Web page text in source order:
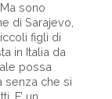
sono
di Sarajevo,
figli di
in Italia da
possa
senza che si
E’ un